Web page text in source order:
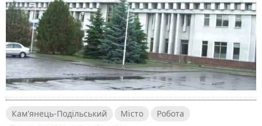
Кам'янець-Подільський Місто Робота